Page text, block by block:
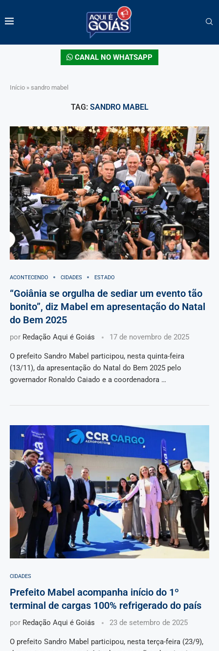
CANAL NO WHATSAPP
Início » sandro mabel
TAG: SANDRO MABEL
ACONTECENDO CIDADES ESTADO
“Goiânia se orgulha de sediar um evento tão
bonito”, diz Mabel em apresentação do Natal
do Bem 2025
por Redação Aqui é Goiás 17 de novembro de 2025
O prefeito Sandro Mabel participou, nesta quinta-feira
(13/11), da apresentação do Natal do Bem 2025 pelo
governador Ronaldo Caiado e a coordenadora …
CIDADES
Prefeito Mabel acompanha início do 1º
terminal de cargas 100% refrigerado do país
por Redação Aqui é Goiás 23 de setembro de 2025
O prefeito Sandro Mabel participou, nesta terça-feira (23/9),